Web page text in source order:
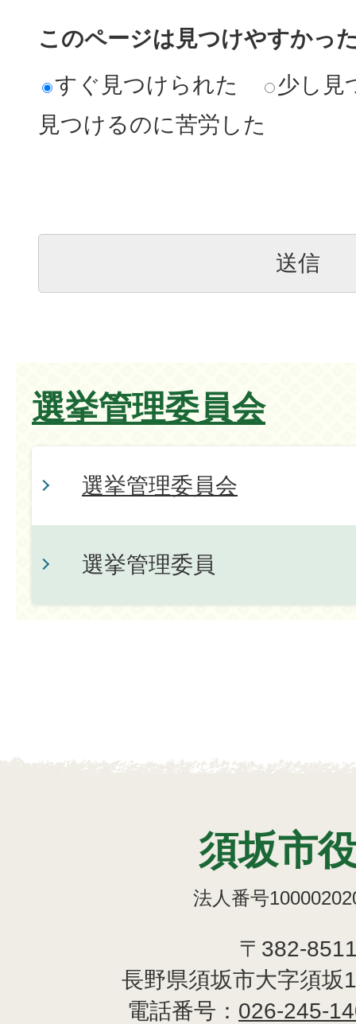
このページは見つけやすかっ
すぐ見つけられた
少し見
見つけるのに苦労した
選挙管理委員会
選挙管理委員会
選挙管理委員
須坂市
法人番号
〒382-
長野県須坂市大字須坂
電話番号： 026-245-